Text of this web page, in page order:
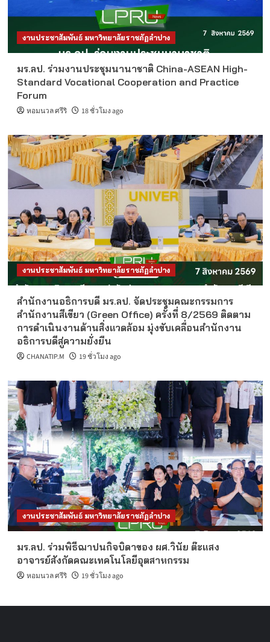
งานประชาสัมพันธ์ มหาวิทยาลัยราชภัฏลำปาง
มร.ลป. ร่วมงานประชุมนานาชาติ China-ASEAN High-
Standard Vocational Cooperation and Practice
Forum
หอมนวล ศรีริ 18 ชั่วโมง ago
งานประชาสัมพันธ์ มหาวิทยาลัยราชภัฏลำปาง
สำนักงานอธิการบดี มร.ลป. จัดประชุมคณะกรรมการ
สำนักงานสีเขียว (Green Office) ครั้งที่ 8/2569 ติดตาม
การดำเนินงานด้านสิ่งแวดล้อม มุ่งขับเคลื่อนสำนักงาน
อธิการบดีสู่ความยั่งยืน
CHANATIP.M 19 ชั่วโมง ago
งานประชาสัมพันธ์ มหาวิทยาลัยราชภัฏลำปาง
มร.ลป. ร่วมพิธีฌาปนกิจบิดาของ ผศ.วินัย ต๊ะแสง
อาจารย์สังกัดคณะเทคโนโลยีอุตสาหกรรม
หอมนวล ศรีริ 19 ชั่วโมง ago